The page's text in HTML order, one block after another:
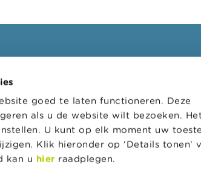
goed te laten functioneren. Deze
als u de website wilt bezoeken.
U kunt op elk moment uw
Klik hieronder op ‘Details tonen’
kan u hier raadplegen.
Nieuws & Waarschuwingen
Links
Contact
Bestelformulier